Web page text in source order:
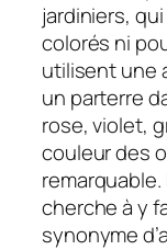
jardiniers,
colorés ni
utilisent une
un parterre
rose, violet,
couleur des
cherche à y
synonyme